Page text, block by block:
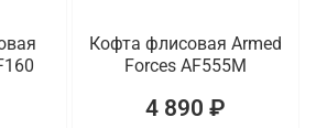
Кофта флисовая Armed
Forces AF555M
4 890 ₽